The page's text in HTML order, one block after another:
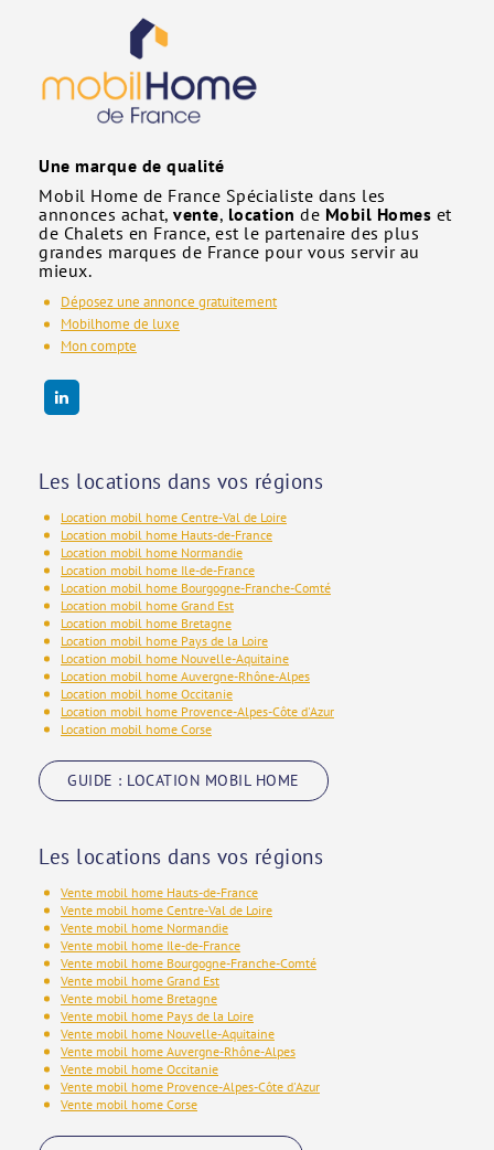
Une marque de qualité
Mobil Home de France Spécialiste dans les
annonces achat, vente, location de Mobil Homes et
de Chalets en France, est le partenaire des plus
grandes marques de France pour vous servir au
mieux.
Déposez une annonce gratuitement
Mobilhome de luxe
Mon compte
Les locations dans vos régions
Location mobil home Centre-Val de Loire
Location mobil home Hauts-de-France
Location mobil home Normandie
Location mobil home Ile-de-France
Location mobil home Bourgogne-Franche-Comté
Location mobil home Grand Est
Location mobil home Bretagne
Location mobil home Pays de la Loire
Location mobil home Nouvelle-Aquitaine
Location mobil home Auvergne-Rhône-Alpes
Location mobil home Occitanie
Location mobil home Provence-Alpes-Côte d'Azur
Location mobil home Corse
GUIDE : LOCATION MOBIL HOME
Les locations dans vos régions
Vente mobil home Hauts-de-France
Vente mobil home Centre-Val de Loire
Vente mobil home Normandie
Vente mobil home Ile-de-France
Vente mobil home Bourgogne-Franche-Comté
Vente mobil home Grand Est
Vente mobil home Bretagne
Vente mobil home Pays de la Loire
Vente mobil home Nouvelle-Aquitaine
Vente mobil home Auvergne-Rhône-Alpes
Vente mobil home Occitanie
Vente mobil home Provence-Alpes-Côte d'Azur
Vente mobil home Corse